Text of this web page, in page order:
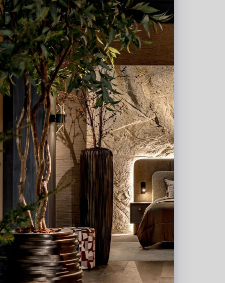
we voor jou kunnen
projecten op maat. Daarnaast
ontzorgen we architecten,
door, indien gewenst, een
potten, kunstbeplanting en/of